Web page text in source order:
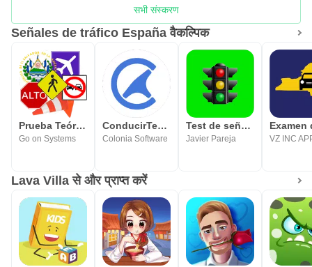
सभी संस्करण
Señales de tráfico España वैकल्पिक
Prueba Teórica de Manejo
Go on Systems
ConducirTest: Examen Teorico
Colonia Software
Test de señales de tráfico
Javier Pareja VZ INC
Lava Villa से और प्राप्त करें